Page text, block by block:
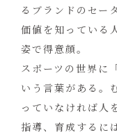
るブランドのセー
価値を知っている
姿で得意顔。
スポーツの世界に
いう言葉がある。
っていなければ人
指導、育成するに